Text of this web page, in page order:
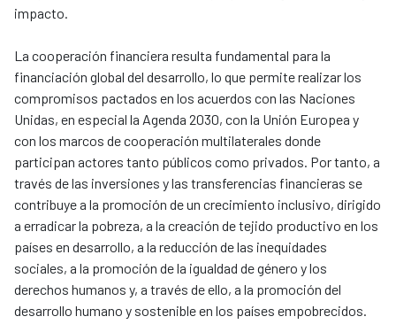
impacto.
La cooperación financiera resulta fundamental para la
financiación global del desarrollo, lo que permite realizar los
compromisos pactados en los acuerdos con las Naciones
Unidas, en especial la Agenda 2030, con la Unión Europea y
con los marcos de cooperación multilaterales donde
participan actores tanto públicos como privados. Por tanto, a
través de las inversiones y las transferencias financieras se
contribuye a la promoción de un crecimiento inclusivo, dirigido
a erradicar la pobreza, a la creación de tejido productivo en los
países en desarrollo, a la reducción de las inequidades
sociales, a la promoción de la igualdad de género y los
derechos humanos y, a través de ello, a la promoción del
desarrollo humano y sostenible en los países empobrecidos.